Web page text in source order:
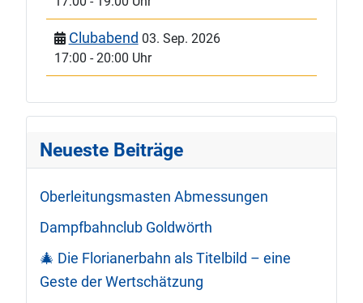
Clubabend 03. Sep. 2026
17:00 -20:00 Uhr
Neueste Beiträge
Oberleitungsmasten Abmessungen
Dampfbahnclub Goldwörth
🎄 Die Florianerbahn als Titelbild – eine
Geste der Wertschätzung